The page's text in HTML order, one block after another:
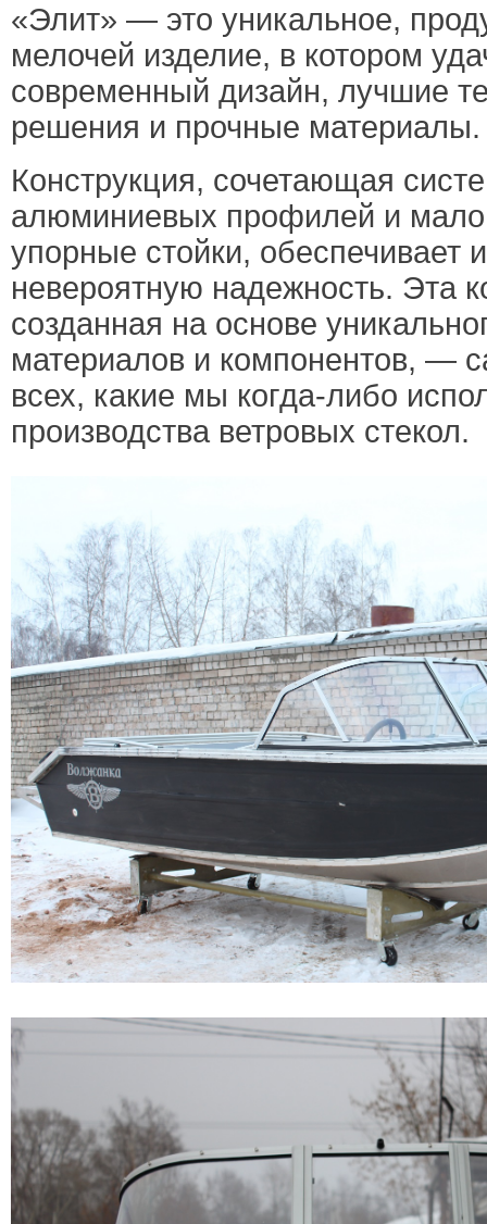
«Элит» — это уникальное,
мелочей изделие, в котором
современный дизайн, лучшие
решения и прочные материалы.
Конструкция, сочетающая
алюминиевых профилей и
упорные стойки, обеспечивает
невероятную надежность. Эта
созданная на основе
материалов и компонентов, —
всех, какие мы когда-либо
производства ветровых стекол.